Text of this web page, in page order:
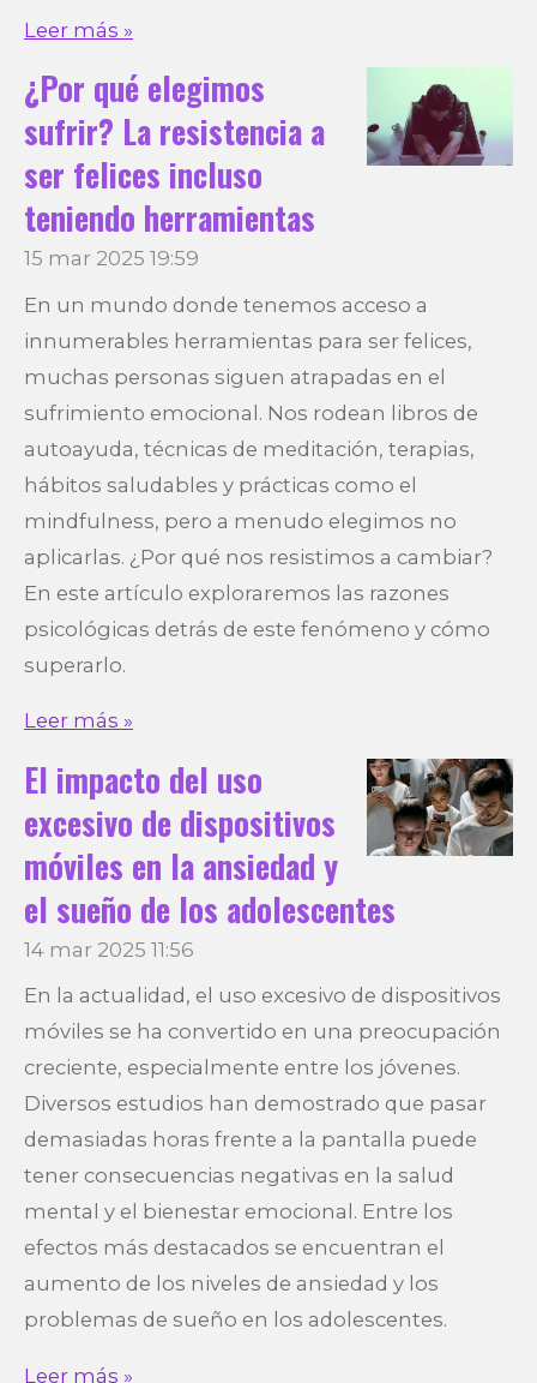
Leer más »
¿Por qué elegimos
sufrir? La resistencia a
ser felices incluso
teniendo herramientas
15 mar 2025 19:59
En un mundo donde tenemos acceso a
innumerables herramientas para ser felices,
muchas personas siguen atrapadas en el
sufrimiento emocional. Nos rodean libros de
autoayuda, técnicas de meditación, terapias,
hábitos saludables y prácticas como el
mindfulness, pero a menudo elegimos no
aplicarlas. ¿Por qué nos resistimos a cambiar?
En este artículo exploraremos las razones
psicológicas detrás de este fenómeno y cómo
superarlo.
Leer más »
El impacto del uso
excesivo de dispositivos
móviles en la ansiedad y
el sueño de los adolescentes
14 mar 2025 11:56
En la actualidad, el uso excesivo de dispositivos
móviles se ha convertido en una preocupación
creciente, especialmente entre los jóvenes.
Diversos estudios han demostrado que pasar
demasiadas horas frente a la pantalla puede
tener consecuencias negativas en la salud
mental y el bienestar emocional. Entre los
efectos más destacados se encuentran el
aumento de los niveles de ansiedad y los
problemas de sueño en los adolescentes.
Leer más »